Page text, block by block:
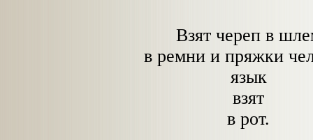
Взят череп в
в ремни и пряжки
язык
взят
в рот.